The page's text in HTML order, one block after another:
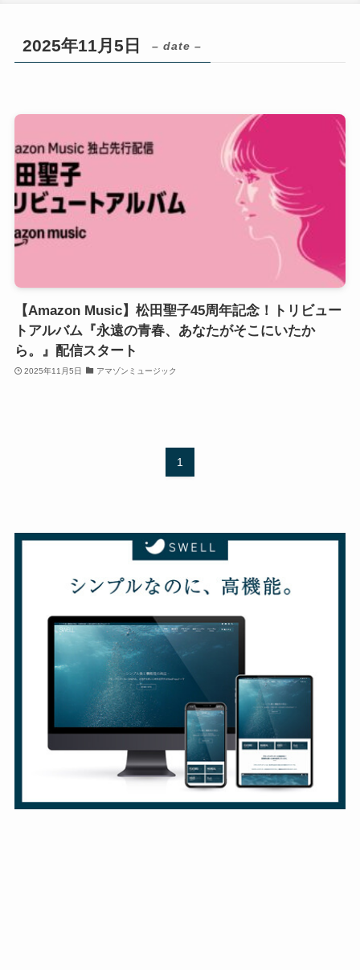
2025年11月5日 – date –
【Amazon Music】松田聖子45周年記念！トリビュー
トアルバム『永遠の青春、あなたがそこにいたか
ら。』配信スタート
2025年11月5日 アマゾンミュージック
1